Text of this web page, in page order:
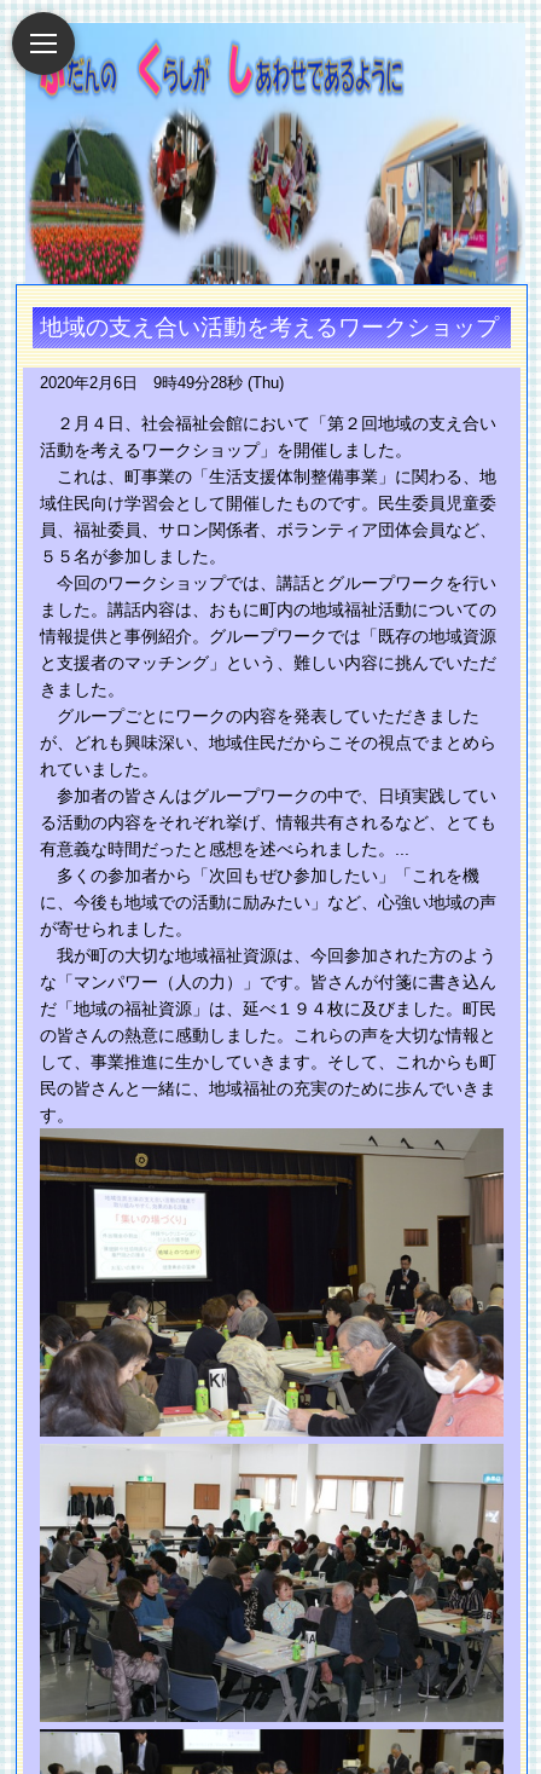
地域の支え合い活動を考えるワークショップ
2020年2月6日 9時49分28秒 (Thu)
２月４日、社会福祉会館において「第２回地域の支え合い
活動を考えるワークショップ」を開催しました。
これは、町事業の「生活支援体制整備事業」に関わる、地
域住民向け学習会として開催したものです。民生委員児童委
員、福祉委員、サロン関係者、ボランティア団体会員など、
５５名が参加しました。
今回のワークショップでは、講話とグループワークを行い
ました。講話内容は、おもに町内の地域福祉活動についての
情報提供と事例紹介。グループワークでは「既存の地域資源
と支援者のマッチング」という、難しい内容に挑んでいただ
きました。
グループごとにワークの内容を発表していただきました
が、どれも興味深い、地域住民だからこその視点でまとめら
れていました。
参加者の皆さんはグループワークの中で、日頃実践してい
る活動の内容をそれぞれ挙げ、情報共有されるなど、とても
有意義な時間だったと感想を述べられました。 ...
多くの参加者から「次回もぜひ参加したい」「これを機
に、今後も地域での活動に励みたい」など、心強い地域の声
が寄せられました。
我が町の大切な地域福祉資源は、今回参加された方のよう
な「マンパワー（人の力）」です。皆さんが付箋に書き込ん
だ「地域の福祉資源」は、延べ１９４枚に及びました。町民
の皆さんの熱意に感動しました。これらの声を大切な情報と
して、事業推進に生かしていきます。そして、これからも町
民の皆さんと一緒に、地域福祉の充実のために歩んでいきま
す。